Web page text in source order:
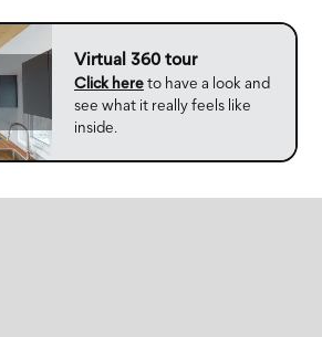
Virtual 360 tour
Click hereto have a look and
see what it really feels like
inside.